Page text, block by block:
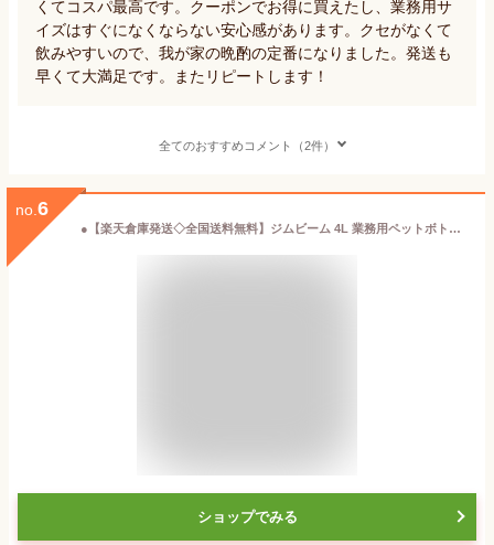
くてコスパ最高です。クーポンでお得に買えたし、業務用サ
イズはすぐになくならない安心感があります。クセがなくて
飲みやすいので、我が家の晩酌の定番になりました。発送も
早くて大満足です。またリピートします！
全てのおすすめコメント（2件）
no. 6
●【楽天倉庫発送◇全国送料無料】ジムビーム 4L 業務用ペットボトル 40度 4000ml リニューアルラベル【ウイスキー】
ショップでみる